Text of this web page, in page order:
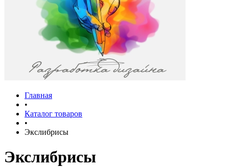
Главная
•
Каталог товаров
•
Экслибрисы
Экслибрисы